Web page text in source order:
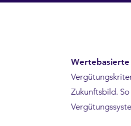
Zukunftsbild.